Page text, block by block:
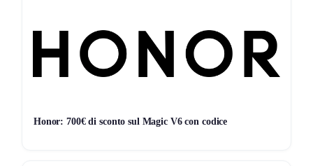
Storico Prezzo
231 giorni di monitoraggio
19,99€ 9,99€ 19,99€ ↑+100.1%
7G 30G 90G Tutto
Honor: 700€ di sconto sul Magic V6 con codice